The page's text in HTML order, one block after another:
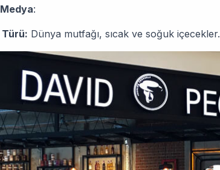
:
Dünya mutfağı, sıcak ve soğuk içecekler.